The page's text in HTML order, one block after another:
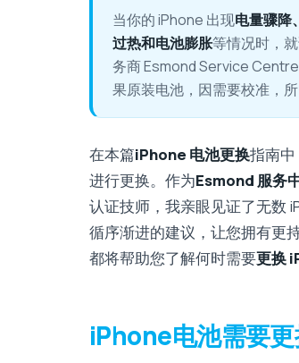
当你的 iPhone 出现电量骤降
过热和电池膨胀等情况时，
务商 Esmond Service
果原装电池，因需要校准，
在本篇iPhone 电池更换指南
进行更换。作为Esmond 服务
认证技师，我亲眼见证了无数
循序渐进的建议，让您拥有更
都将帮助您了解何时需要更换
iPhone电池需要